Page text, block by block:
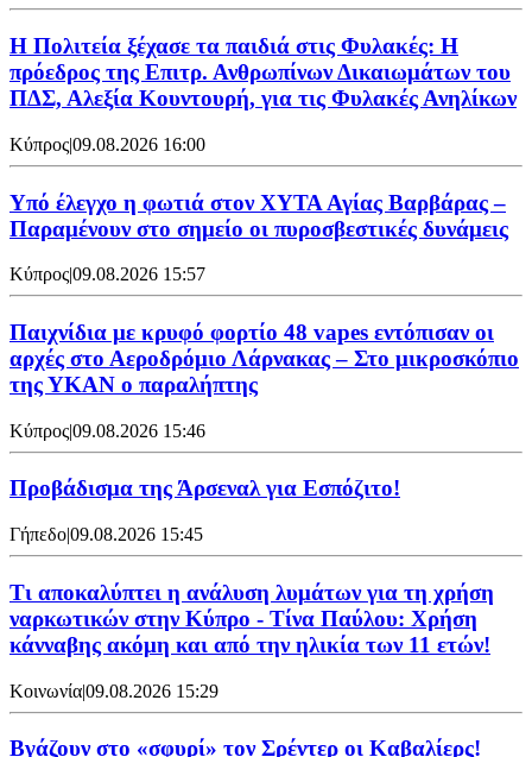
Η Πολιτεία ξέχασε τα παιδιά στις Φυλακές: Η
πρόεδρος της Επιτρ. Ανθρωπίνων Δικαιωμάτων του
ΠΔΣ, Αλεξία Κουντουρή, για τις Φυλακές Ανηλίκων
Κύπρος|09.08.2026 16:00
Υπό έλεγχο η φωτιά στον ΧΥΤΑ Αγίας Βαρβάρας –
Παραμένουν στο σημείο οι πυροσβεστικές δυνάμεις
Κύπρος|09.08.2026 15:57
Παιχνίδια με κρυφό φορτίο 48 vapes εντόπισαν οι
αρχές στο Αεροδρόμιο Λάρνακας – Στο μικροσκόπιο
της ΥΚΑΝ ο παραλήπτης
Κύπρος|09.08.2026 15:46
Προβάδισμα της Άρσεναλ για Εσπόζιτο!
Γήπεδο|09.08.2026 15:45
Τι αποκαλύπτει η ανάλυση λυμάτων για τη χρήση
ναρκωτικών στην Κύπρο - Τίνα Παύλου: Χρήση
κάνναβης ακόμη και από την ηλικία των 11 ετών!
Κοινωνία|09.08.2026 15:29
Bγάζουν στο «σφυρί» τον Σρέντερ οι Καβαλίερς!